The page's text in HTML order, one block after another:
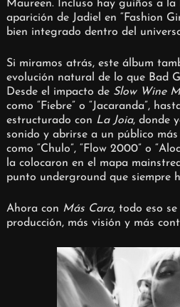
Maureen. Incluso hay guiños a
aparición de Jadiel en “Fashion
bien integrado dentro del
Si miramos atrás, este álbum
evolución natural de lo que Bad
Desde el impacto de Slow Wine
como “Fiebre” o “Jacaranda”,
estructurado con La Joia, donde
sonido y abrirse a un público
como “Chulo”, “Flow 2000” o
la colocaron en el mapa
punto underground que siempre
Ahora con Más Cara, todo eso
producción, más visión y más